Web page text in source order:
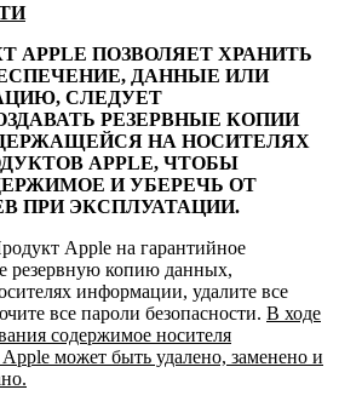
APPLE ПОЗВОЛЯЕТ ХРАНИТЬ
ДАННЫЕ ИЛИ
СЛЕДУЕТ
РЕЗЕРВНЫЕ КОПИИ
НА НОСИТЕЛЯХ
APPLE, ЧТОБЫ
И УБЕРЕЧЬ ОТ
ПРИ ЭКСПЛУАТАЦИИ.
Apple на гарантийное
резервную копию данных,
информации, удалите все
все пароли безопасности. В ходе
содержимое носителя
может быть удалено, заменено и